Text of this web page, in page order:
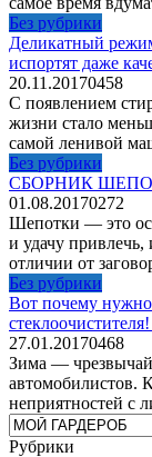
Без рубрики
Деликатный
испортят даже
20.11.20170458
С появлением
жизни стало
самой ленивой
Без рубрики
СБОРНИК
01.08.20170272
Шепотки — это
и удачу привлечь,
отличии от
Без рубрики
Вот почему нужно
27.01.20170468
Зима —
автомобилистов.
неприятностей с
Search
for:
Рубрики